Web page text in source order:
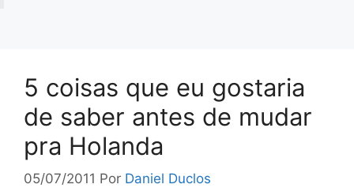
5 coisas que eu gostaria
de saber antes de mudar
pra Holanda
05/07/2011 Por Daniel Duclos